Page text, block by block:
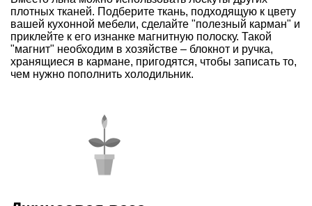
плотных тканей. Подберите ткань, подходящую к цвету
вашей кухонной мебели, сделайте "полезный карман" и
приклейте к его изнанке магнитную полоску. Такой
"магнит" необходим в хозяйстве – блокнот и ручка,
хранящиеся в кармане, пригодятся, чтобы записать то,
чем нужно пополнить холодильник.